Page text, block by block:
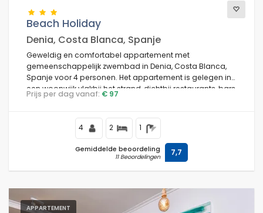
Beach Holiday
Denia, Costa Blanca, Spanje
Geweldig en comfortabel appartement met
gemeenschappelijk zwembad in Denia, Costa Blanca,
Spanje voor 4 personen. Het appartement is gelegen in
een woonwijk vlakbij het strand, dichtbij restaurants, bars
en winkels, en is 25 m van het Las Marinas / Las Brisas
Prijs per dag vanaf: € 97
4 2 1
Gemiddelde beoordeling
11 Beoordelingen 7,7
APPARTEMENT